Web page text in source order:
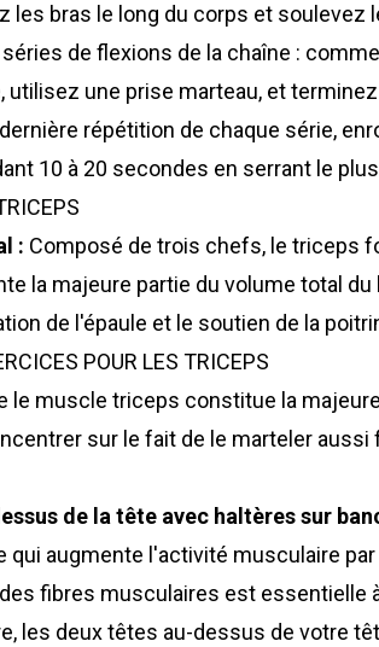
les bras le long du corps et soulevez
de flexions de la chaîne :
utilisez une prise marteau, et
répétition de chaque série,
10 à 20 secondes en serrant le
: Composé de trois chefs, le triceps
la majeure partie du volume total
de l'épaule et le soutien de la
POUR LES TRICEPS
le muscle triceps constitue la
sur le fait de le marteler
de la tête avec haltères sur
qui augmente l'activité musculaire
fibres musculaires est essentielle
les deux têtes au-dessus de votre